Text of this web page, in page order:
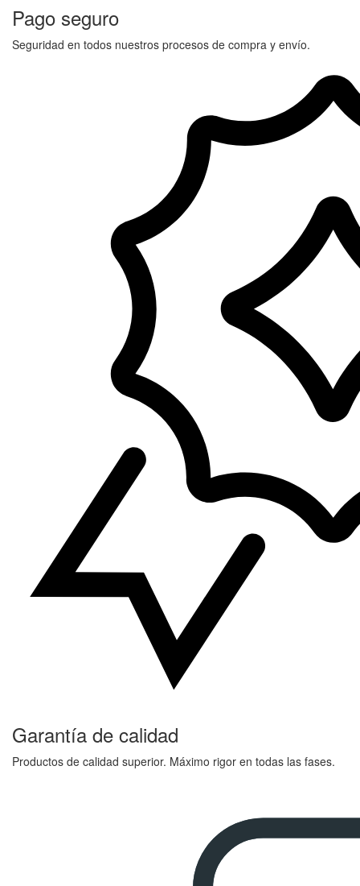
Pago seguro
Seguridad en todos nuestros procesos de compra y envío.
Garantía de calidad
Productos de calidad superior. Máximo rigor en todas las fases.